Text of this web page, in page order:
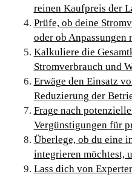
reinen Kaufpreis der
Prüfe, ob deine
oder ob Anpassungen
Kalkuliere die
Stromverbrauch und
Erwäge den Einsatz
Reduzierung der
Frage nach
Vergünstigungen für
Überlege, ob du eine
integrieren möchtest,
Lass dich von